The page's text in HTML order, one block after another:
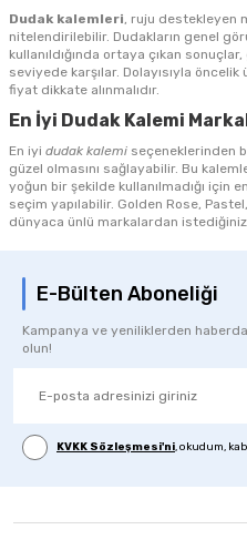
Dudak kalemleri, ruju destekleyen
nitelendirilebilir. Dudakların genel
kullanıldığında ortaya çıkan
seviyede karşılar. Dolayısıyla
fiyat dikkate alınmalıdır.
En İyi Dudak Kalemi
En iyi dudak kalemi seçeneklerinden
güzel olmasını sağlayabilir. Bu
yoğun bir şekilde kullanılmadığı için
seçim yapılabilir. Golden Rose,
dünyaca ünlü markalardan
E-Bülten Aboneliği
Kampanya ve yeniliklerden
olun!
KVKK Sözleşmesi'ni, okudum,